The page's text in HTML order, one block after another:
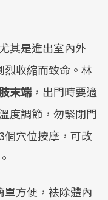
其是進出室內外
收縮而致命。林
末端 ，出門時要適
度調節，勿緊閉門
穴位按摩，可改
方便，袪除體內